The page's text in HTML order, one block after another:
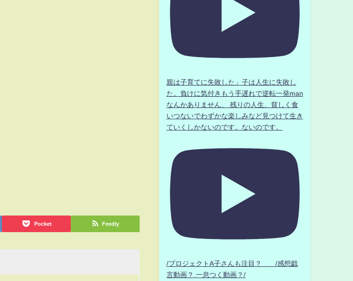
Pocket Feedly
親は子育てに失敗した」子は人生に失敗し
た。負けに気付きもう手遅れで逆転一発man
なんかありません、 残りの人生、貧しく食
いつないでわずかな楽しみなど見つけて生き
ていくしかないのです。ないのです。
/プロジェクトA子さんも注目？ /感想戯
言動画？.一息つく動画？/